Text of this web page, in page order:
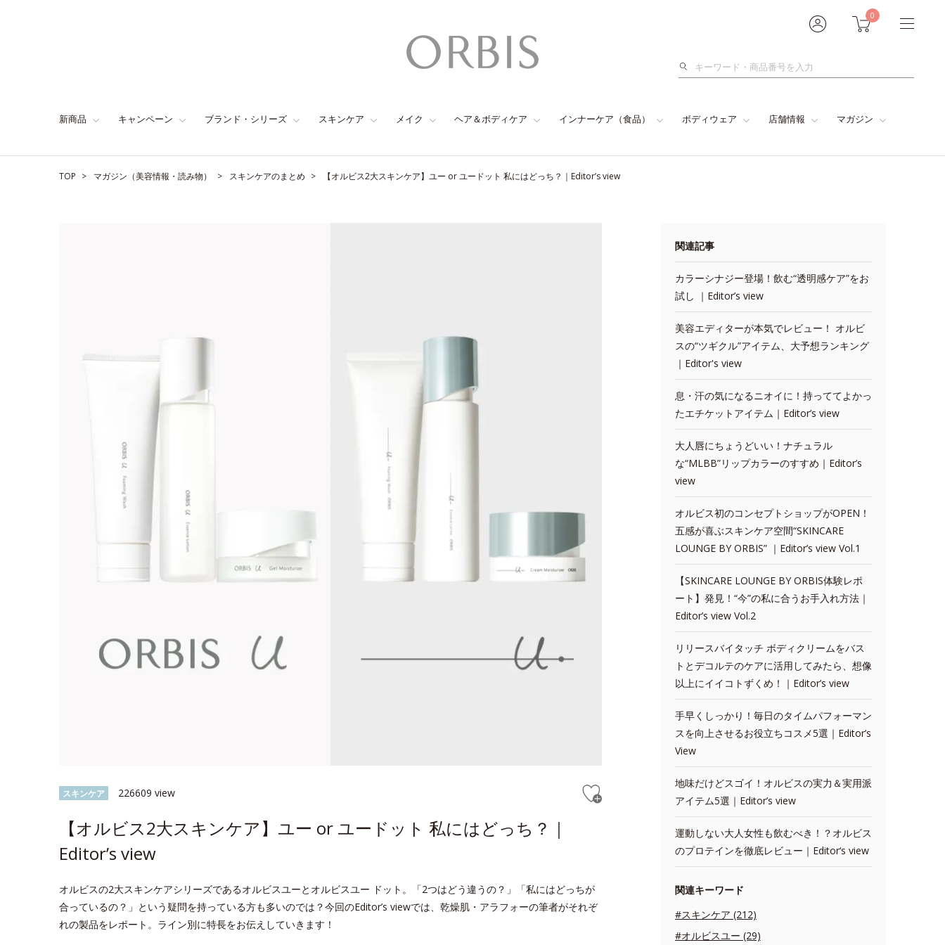
0
検
新商品 キャンペーン ブランド・シリーズ スキンケア メイク ヘア＆ボディケア インナーケア（食品） ボディウェア 店舗情報 マガジン
TOP マガジン（美容情報・読み物） スキンケアのまとめ 【オルビス2大スキンケア】ユー or ユードット 私にはどっち？｜Editor’s view
スキンケア 226609 view
【オルビス2大スキンケア】ユー or ユードット 私にはどっち？｜
Editor’s view
オルビスの2大スキンケアシリーズであるオルビスユーとオルビスユー ドット。「2つはどう違うの？」「私にはどっちが
合っているの？」という疑問を持っている方も多いのでは？今回のEditor’s viewでは、乾燥肌・アラフォーの筆者がそれぞ
れの製品をレポート。ライン別に特長をお伝えしていきます！
関連記事
カラーシナジー登場！飲む“透明感ケア”をお
試し ｜Editor’s view
美容エディターが本気でレビュー！ オルビ
スの“ツギクル”アイテム、大予想ランキング
｜Editor's view
息・汗の気になるニオイに！持っててよかっ
たエチケットアイテム｜Editor’s view
大人唇にちょうどいい！ナチュラル
な“MLBB”リップカラーのすすめ｜Editor’s
view
オルビス初のコンセプトショップがOPEN！
五感が喜ぶスキンケア空間“SKINCARE
LOUNGE BY ORBIS” ｜Editor’s view Vol.1
【SKINCARE LOUNGE BY ORBIS体験レポ
ート】発見！“今”の私に合うお手入れ方法｜
Editor’s view Vol.2
リリースバイタッチ ボディクリームをバス
トとデコルテのケアに活用してみたら、想像
以上にイイコトずくめ！｜Editor’s view
手早くしっかり！毎日のタイムパフォーマン
スを向上させるお役立ちコスメ5選｜Editor’s
View
地味だけどスゴイ！オルビスの実力＆実用派
アイテム5選｜Editor’s view
運動しない大人女性も飲むべき！？オルビス
のプロテインを徹底レビュー｜Editor‘s view
関連キーワード
#スキンケア (212)
#オルビスユー (29)